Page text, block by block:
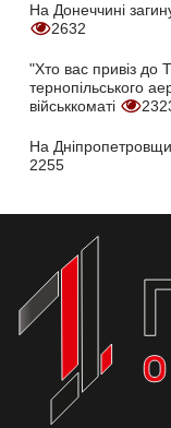
На Донеччині
2632
"Хто вас привіз до
тернопільського
військкоматі
На
2255